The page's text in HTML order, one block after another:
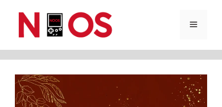
Menu